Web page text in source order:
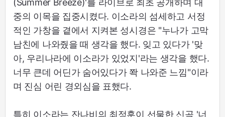
(Summer Breeze)'를 라이브로 최초 공개하며 대
중의 이목을 집중시켰다. 이소라의 섬세하고 서정
적인 가창을 곁에서 지켜본 성시경은 "누나가 고막
남친에 나와줬을 때 생각을 했다. 잊고 있다가 '맞
아, 우리나라에 이소라가 있었지'라는 생각을 했다.
너무 큰데 어딘가 숨어있다가 쫙 나와준 느낌"이라
며 진심 어린 경외심을 표했다.
특히 이소라는 잔나비의 최정훈이 선물한 신곡 '너